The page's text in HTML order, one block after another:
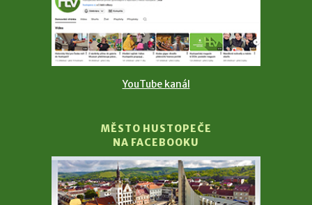
YouTube kanál
MĚSTO HUSTOPEČE
NA FACEBOOKU